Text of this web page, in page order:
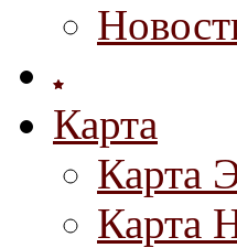
Карта
Карта
Карта